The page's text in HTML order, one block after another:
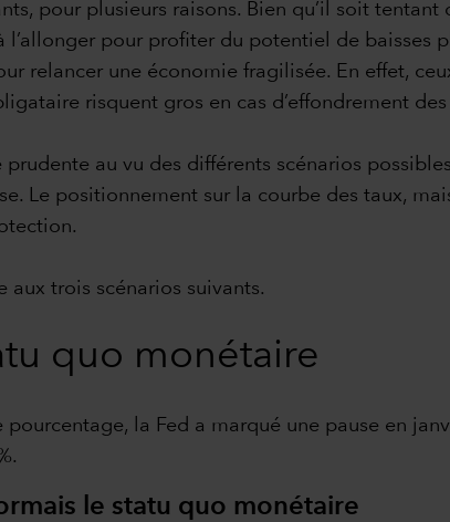
pour plusieurs raisons. Bien qu’il soit
pour profiter du potentiel de baisses
relancer une économie fragilisée. En effet,
risquent gros en cas d’effondrement
au vu des différents scénarios
Le positionnement sur la courbe des taux,
trois scénarios suivants.
quo monétaire
la Fed a marqué une pause en
le statu quo monétaire